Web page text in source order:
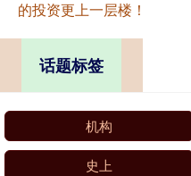
的投资更上一层楼！
话题标签
机构
史上